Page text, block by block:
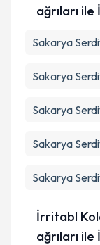
ağrıları
Sakarya
Sakarya
Sakarya
Sakarya
Sakarya
İrritabl
ağrıları